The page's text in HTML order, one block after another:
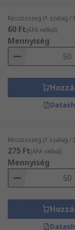
Részösszeg (1 szalag /
60 Ft(ÁFA nélkül)
Mennyiség
Részösszeg (1 szalag /
275 Ft(ÁFA nélkül)
Mennyiség